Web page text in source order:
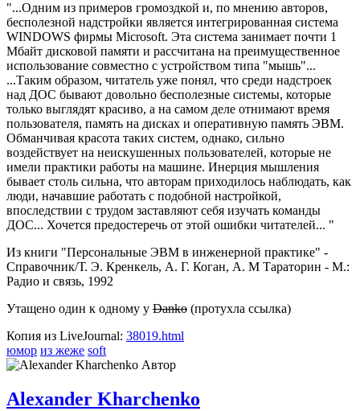
"...Одним из примеров громоздкой и, по мнению авторов,
бесполезной надстройки является интегрированная система
WINDOWS фирмы Microsoft. Эта система занимает почти 1
Мбайт дисковой памяти и рассчитана на преимущественное
использование совместно с устройством типа "мышь"...
...Таким образом, читатель уже понял, что среди надстроек
над ДОС бывают довольно бесполезные системы, которые
только выглядят красиво, а на самом деле отнимают время
пользователя, память на дисках и оперативную память ЭВМ.
Обманчивая красота таких систем, однако, сильно
воздействует на неискушенных пользователей, которые не
имели практики работы на машине. Инерция мышления
бывает столь сильна, что авторам приходилось наблюдать, как
люди, начавшие работать с подобной настройкой,
впоследствии с трудом заставляют себя изучать команды
ДОС... Хочется предостеречь от этой ошибки читателей... "
Из книги "Персональные ЭВМ в инженерной практике" -
Справочник/Т. Э. Кренкель, А. Г. Коган, А. М Тараторин - М.:
Радио и связь, 1992
Утащено один к одному у Danko (протухла ссылка)
Копия из LiveJournal: 38019.html
юмор из жеже soft
Автор
Alexander Kharchenko